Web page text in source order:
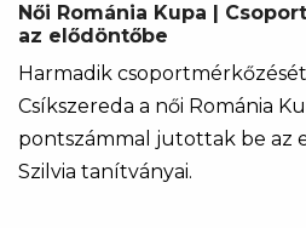
Női Románia Kupa |
az elődöntőbe
Harmadik
Csíkszereda a női Románia
pontszámmal jutottak be az
Szilvia tanítványai.